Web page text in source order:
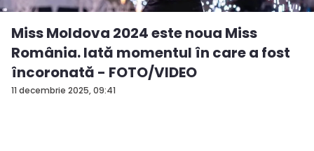
11 decembrie 2025, 09:41
Miss Moldova 2024 este noua Miss
România. Iată momentul în care a fost
încoronată - FOTO/VIDEO